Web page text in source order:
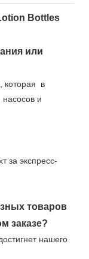
или
в
насосов и
за экспресс-
товаров
заказе?
нашего